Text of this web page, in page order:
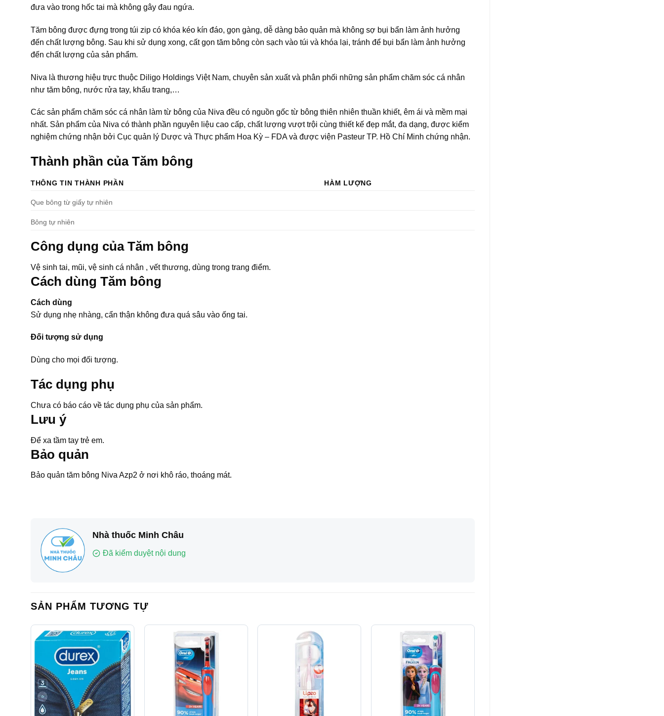
đưa vào trong hốc tai mà không gây đau ngứa.
Tăm bông được đựng trong túi zip có khóa kéo kín đáo, gọn gàng, dễ dàng bảo quản mà không sợ bụi bẩn làm ảnh hưởng
đến chất lượng bông. Sau khi sử dụng xong, cất gọn tăm bông còn sạch vào túi và khóa lại, tránh để bụi bẩn làm ảnh hưởng
đến chất lượng của sản phẩm.
Niva là thương hiệu trực thuộc Diligo Holdings Việt Nam, chuyên sản xuất và phân phối những sản phẩm chăm sóc cá nhân
như tăm bông, nước rửa tay, khẩu trang,…
Các sản phẩm chăm sóc cá nhân làm từ bông của Niva đều có nguồn gốc từ bông thiên nhiên thuần khiết, êm ái và mềm mại
nhất. Sản phẩm của Niva có thành phần nguyên liệu cao cấp, chất lượng vượt trội cùng thiết kế đẹp mắt, đa dạng, được kiểm
nghiệm chứng nhận bởi Cục quản lý Dược và Thực phẩm Hoa Kỳ – FDA và được viện Pasteur TP. Hồ Chí Minh chứng nhận.
Thành phần của Tăm bông
THÔNG TIN THÀNH PHẦN HÀM LƯỢNG
Que bông từ giấy tự nhiên
Bông tự nhiên
Công dụng của Tăm bông
Vệ sinh tai, mũi, vệ sinh cá nhân , vết thương, dùng trong trang điểm.
Cách dùng Tăm bông
Cách dùng
Sử dụng nhẹ nhàng, cẩn thận không đưa quá sâu vào ống tai.
Đối tượng sử dụng
Dùng cho mọi đối tượng.
Tác dụng phụ
Chưa có báo cáo về tác dụng phụ của sản phẩm.
Lưu ý
Để xa tầm tay trẻ em.
Bảo quản
Bảo quản tăm bông Niva Azp2 ở nơi khô ráo, thoáng mát.
Nhà thuốc Minh Châu
Đã kiểm duyệt nội dung
SẢN PHẨM TƯƠNG TỰ